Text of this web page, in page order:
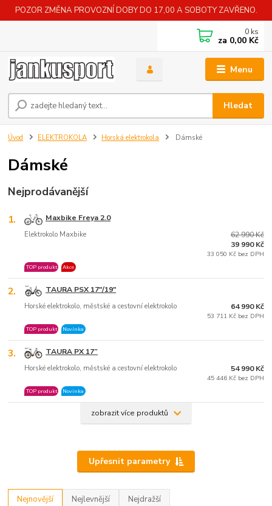
POZOR ZMĚNA PROVOZNÍ DOBY DO 17,00 A SOBOTY ZAVŘENO.
Menu
Hledat
0 ks
za 0,00 Kč
Úvod ELEKTROKOLA Horská elektrokola Dámské
Dámské
Nejprodávanější
1. Maxbike Freya 2.0
Elektrokolo Maxbike
TOP produkt Akce
62 990 Kč
39 990 Kč
33 050 Kč bez DPH
2. TAURA PSX 17″/19″
Horské elektrokolo, městské a cestovní elektrokolo
TOP produkt Novinka
64 990 Kč
53 711 Kč bez DPH
3. TAURA PX 17”
Horské elektrokolo, městské a cestovní elektrokolo
TOP produkt Novinka
54 990 Kč
45 446 Kč bez DPH
zobrazit více produktů
Upřesnit parametry
Nejnovější Nejlevnější Nejdražší